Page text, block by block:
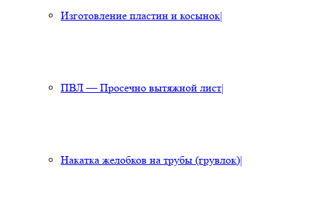
Изготовление пластин и косынок|
ПВЛ — Просечно вытяжной лист|
Накатка желобков на трубы (грувлок)|